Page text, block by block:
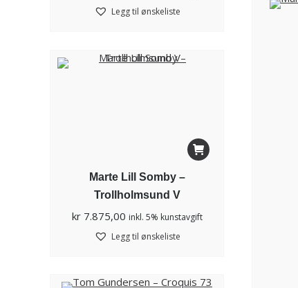
Legg til ønskeliste
Marte Lill Somby –
Trollholmsund V
kr7.875,00 inkl. 5% kunstavgift
Legg til ønskeliste